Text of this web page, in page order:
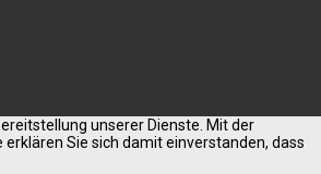
unserer Dienste. Mit der
erklären Sie sich damit einverstanden, dass